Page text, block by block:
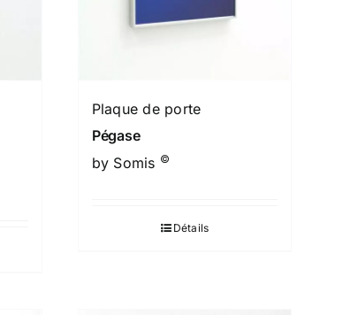
Plaque de porte
Pégase
by Somis ©
Détails